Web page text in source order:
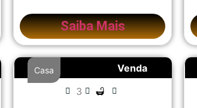
Saiba Mais
Venda
Casa
3